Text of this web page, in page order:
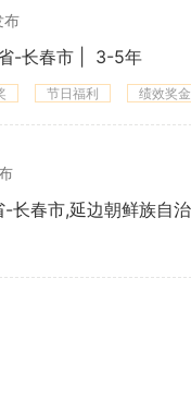
布
-长春市 3-5年
节日福利 绩效奖金